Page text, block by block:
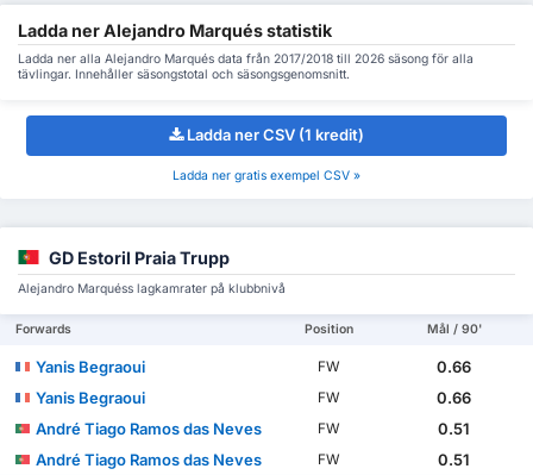
Ladda ner Alejandro Marqués statistik
Ladda ner alla Alejandro Marqués data från 2017/2018 till 2026 säsong för alla
tävlingar. Innehåller säsongstotal och säsongsgenomsnitt.
Ladda ner CSV (1 kredit)
Ladda ner gratis exempel CSV »
GD Estoril Praia Trupp
Alejandro Marquéss lagkamrater på klubbnivå
Forwards Position Mål / 90'
Yanis Begraoui FW
0.66
Yanis Begraoui
FW
0.66
André Tiago Ramos das Neves
FW
0.51
André Tiago Ramos das Neves
FW
0.51